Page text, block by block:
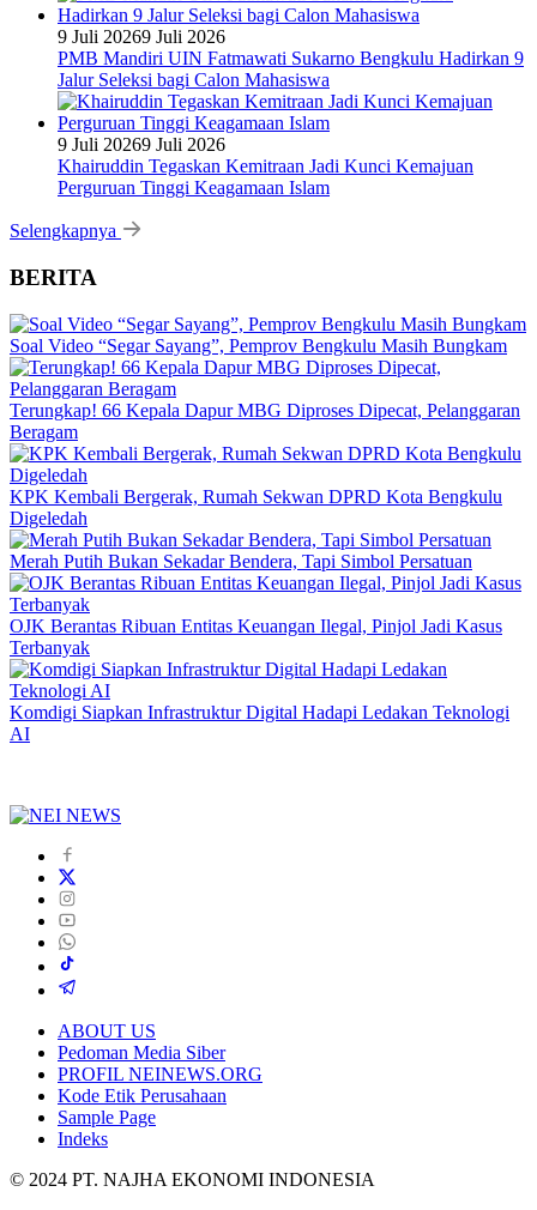
9 Juli 20269 Juli 2026
PMB Mandiri UIN Fatmawati Sukarno Bengkulu Hadirkan 9
Jalur Seleksi bagi Calon Mahasiswa
9 Juli 20269 Juli 2026
Khairuddin Tegaskan Kemitraan Jadi Kunci Kemajuan
Perguruan Tinggi Keagamaan Islam
Selengkapnya
BERITA
Soal Video “Segar Sayang”, Pemprov Bengkulu Masih Bungkam
Terungkap! 66 Kepala Dapur MBG Diproses Dipecat, Pelanggaran
Beragam
KPK Kembali Bergerak, Rumah Sekwan DPRD Kota Bengkulu
Digeledah
Merah Putih Bukan Sekadar Bendera, Tapi Simbol Persatuan
OJK Berantas Ribuan Entitas Keuangan Ilegal, Pinjol Jadi Kasus
Terbanyak
Komdigi Siapkan Infrastruktur Digital Hadapi Ledakan Teknologi
AI
ABOUT US
Pedoman Media Siber
PROFIL NEINEWS.ORG
Kode Etik Perusahaan
Sample Page
Indeks
© 2024 PT. NAJHA EKONOMI INDONESIA